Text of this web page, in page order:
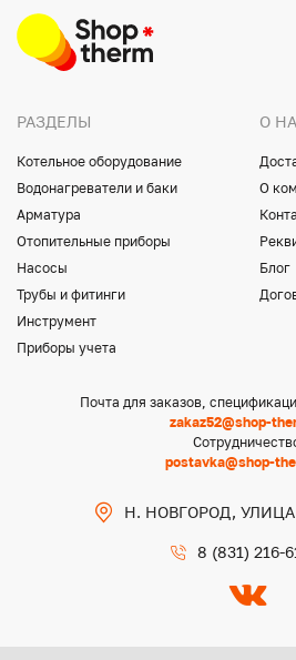
РАЗДЕЛЫ
Котельное оборудование
Водонагреватели и баки
Арматура
Отопительные приборы
Насосы
Трубы и фитинги
Инструмент
Приборы учета
О
О
Блог
Почта для заказов,
zakaz52@shop-
postavka@shop-
Н. НОВГОРОД, УЛИЦА
8 (831) 216-